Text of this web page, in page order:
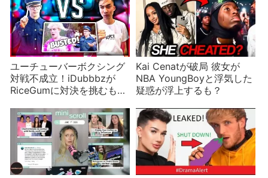
ユーチューバーボクシング
対戦不成立！iDubbbzが
RiceGumに対決を挑むも逃
Kai Cenatが破局 彼女が
NBA YoungBoyと浮気した
疑惑が浮上するも？